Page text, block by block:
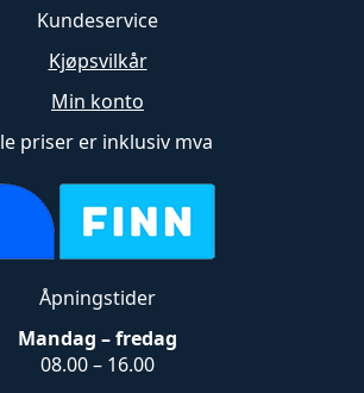
Kundeservice
Kjøpsvilkår
Min konto
priser er inklusiv mva
Åpningstider
Mandag – fredag
08.00 – 16.00